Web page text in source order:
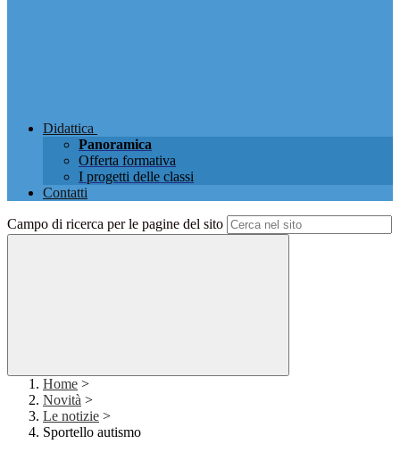
Didattica
Panoramica
Offerta formativa
I progetti delle classi
Contatti
Campo di ricerca per le pagine del sito
Home >
Novità >
Le notizie >
Sportello autismo